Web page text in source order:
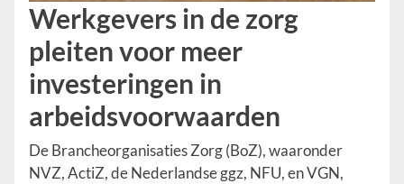
Werkgevers in de zorg
pleiten voor meer
investeringen in
arbeidsvoorwaarden
De Brancheorganisaties Zorg (BoZ), waaronder
NVZ, ActiZ, de Nederlandse ggz, NFU, en VGN,